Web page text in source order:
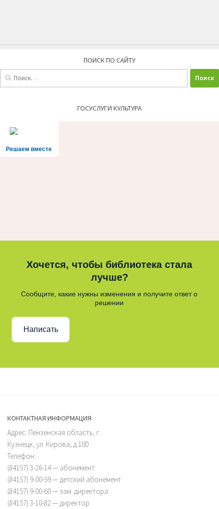
ПОИСК ПО САЙТУ
ГОСУСЛУГИ КУЛЬТУРА
Решаем вместе
Хочется, чтобы библиотека стала
лучше?
Сообщите, какие нужны изменения и получите ответ о
решении
Написать
КОНТАКТНАЯ ИНФОРМАЦИЯ
Адрес: Пензенская область, г.
Кузнецк, ул. Кирова, д.100
Телефон:
(84157) 3-26-14 — абонемент
(84157) 9-00-59 — детский абонемент
(84157) 9-00-60 — зам. директора
(84157) 3-10-82 — директор